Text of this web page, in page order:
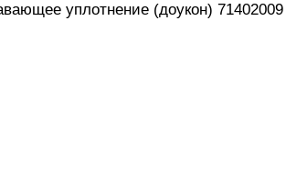
уплотнение (доукон) 71402009